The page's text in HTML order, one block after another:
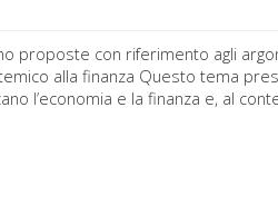
proposte con riferimento agli
alla finanza Questo tema
l’economia e la finanza e, al